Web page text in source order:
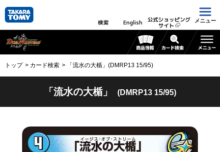
検索 English 公式ショッピング
サイト
メニュー
トップ カード検索 「流水の大楯」(DMRP13 15/95)
「流水の大楯」 (DMRP13 15/95)